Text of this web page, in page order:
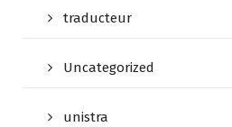
traducteur
Uncategorized
unistra